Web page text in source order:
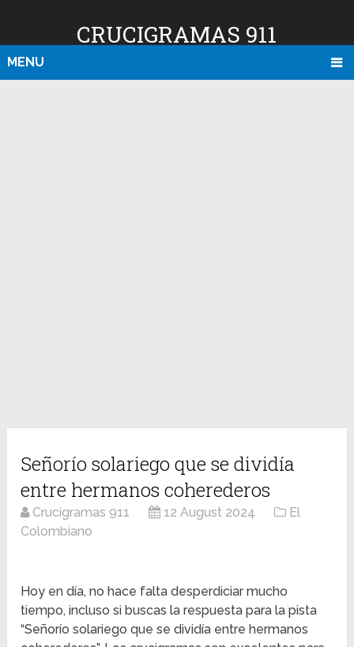
CRUCIGRAMAS 911
MENU
Señorío solariego que se dividía
entre hermanos coherederos
Crucigramas 911 12 August 2024
El
Colombiano
Hoy en día, no hace falta desperdiciar mucho
tiempo, incluso si buscas la respuesta para la pista
“Señorío solariego que se dividía entre hermanos